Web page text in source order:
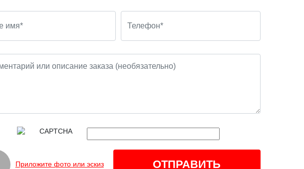
Приложите фото или эскиз